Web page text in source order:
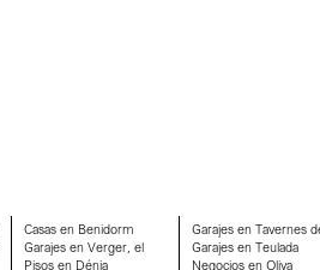
Casas en Benidorm
Garajes en Verger, el
Garajes en Tavernes
Garajes en Teulada